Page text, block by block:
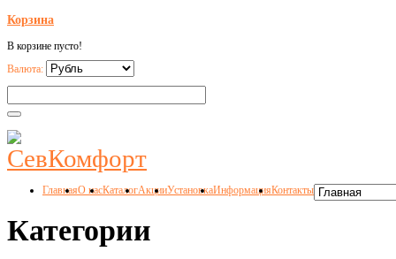
Корзина
В корзине пусто!
Валюта:
ГлавнаяО насКаталогАкцииУстановкаИнформацияКонтакты
Категории